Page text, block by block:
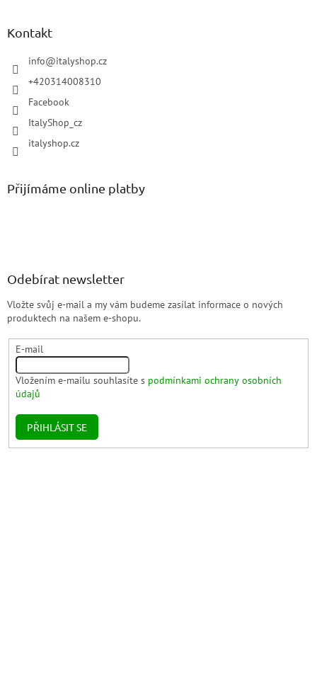
Kontakt
info@italyshop.cz
+420314008310
Facebook
ItalyShop_cz
italyshop.cz
Přijímáme online platby
Odebírat newsletter
Vložte svůj e-mail a my vám budeme zasílat informace o nových
produktech na našem e-shopu.
E-mail
Vložením e-mailu souhlasíte s podmínkami ochrany osobních
údajů
PŘIHLÁSIT SE